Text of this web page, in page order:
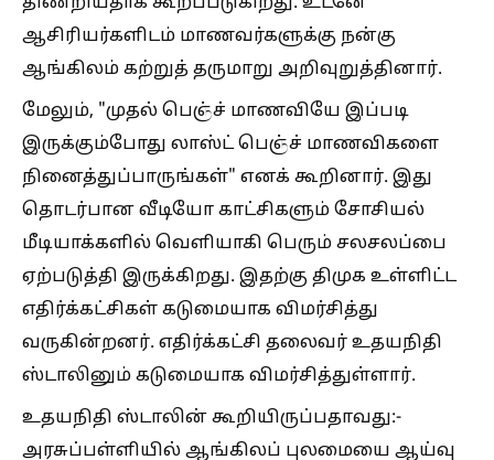
ஆசிரியர்களிடம் மாணவர்களுக்கு நன்கு
ஆங்கிலம் கற்றுத் தருமாறு அறிவுறுத்தினார்.
மேலும், "முதல் பெஞ்ச் மாணவியே இப்படி
இருக்கும்போது லாஸ்ட் பெஞ்ச் மாணவிகளை
நினைத்துப்பாருங்கள்" எனக் கூறினார். இது
தொடர்பான வீடியோ காட்சிகளும் சோசியல்
மீடியாக்களில் வெளியாகி பெரும் சலசலப்பை
ஏற்படுத்தி இருக்கிறது. இதற்கு திமுக உள்ளிட்ட
எதிர்க்கட்சிகள் கடுமையாக விமர்சித்து
வருகின்றனர். எதிர்க்கட்சி தலைவர் உதயநிதி
ஸ்டாலினும் கடுமையாக விமர்சித்துள்ளார்.
உதயநிதி ஸ்டாலின் கூறியிருப்பதாவது:-
அரசுப்பள்ளியில் ஆங்கிலப் புலமையை ஆய்வு